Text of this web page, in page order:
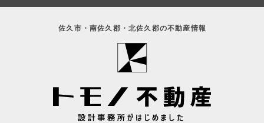
佐久市・南佐久郡・北佐久郡の不動産情報